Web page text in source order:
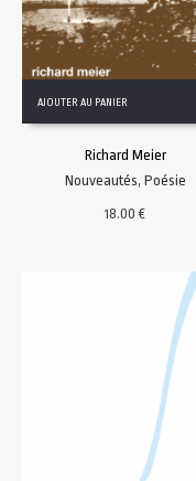
AJOUTER AU PANIER
Richard Meier
Nouveautés, Poésie
18.00€